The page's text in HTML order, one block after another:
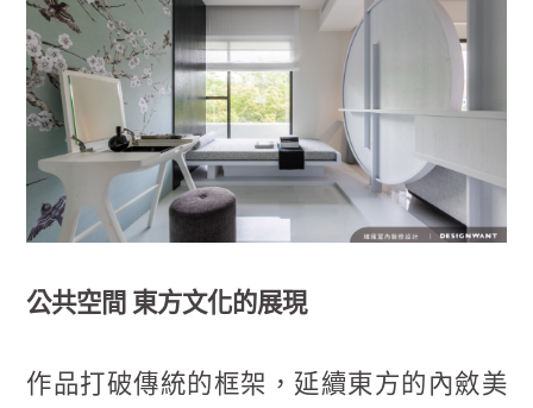
公共空間 東方文化的展現
作品打破傳統的框架，延續東方的內斂美